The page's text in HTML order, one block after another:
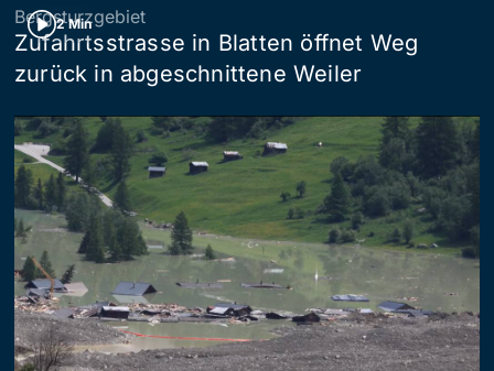
2 Min
Bergsturzgebiet
Zufahrtsstrasse in Blatten öffnet Weg
zurück in abgeschnittene Weiler